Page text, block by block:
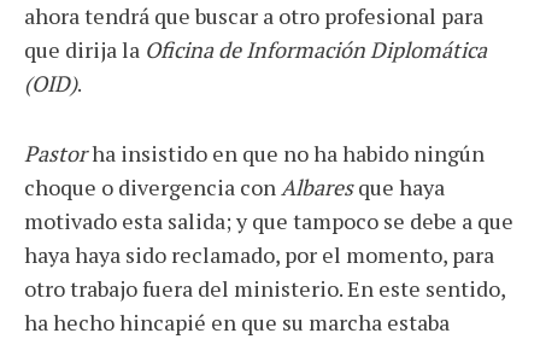
ahora tendrá que buscar a otro profesional para
que dirija la Oficina de Información Diplomática
(OID).
Pastorha insistido en que no ha habido ningún
choque o divergencia conAlbaresque haya
motivado esta salida; y que tampoco se debe a que
haya haya sido reclamado, por el momento, para
otro trabajo fuera del ministerio. En este sentido,
ha hecho hincapié en que su marcha estaba